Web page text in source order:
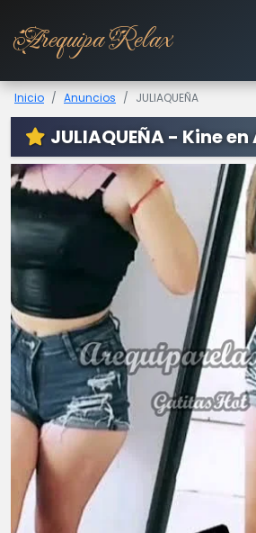
Arequipa Relax
Inicio Anuncios JULIAQUEÑA
JULIAQUEÑA - Kine